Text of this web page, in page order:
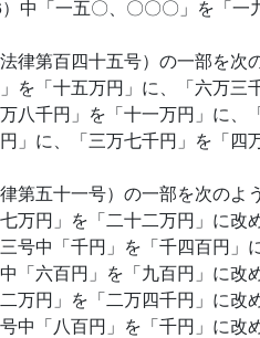
中「一五〇、〇〇〇」を「一
律第百四十五号）の一部を次
を「十五万円」に、「六万三
八千円」を「十一万円」に、
」に、「三万七千円」を「四
第五十一号）の一部を次のよ
万円」を「二十二万円」に改
号中「千円」を「千四百円」
「六百円」を「九百円」に改
万円」を「二万四千円」に
中「八百円」を「千円」に改